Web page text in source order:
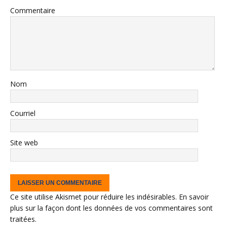
Commentaire
Nom
Courriel
Site web
Ce site utilise Akismet pour réduire les indésirables. En savoir
plus sur la façon dont les données de vos commentaires sont
traitées.